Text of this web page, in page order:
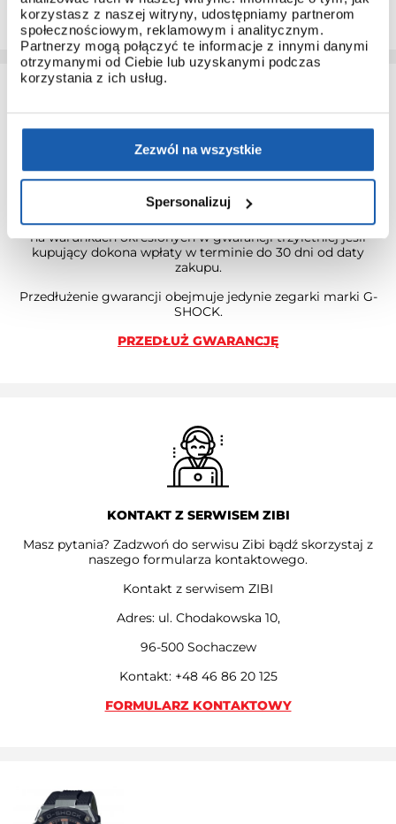
korzystasz z naszej witryny, udostępniamy partnerom
społecznościowym, reklamowym i analitycznym.
Partnerzy mogą połączyć te informacje z innymi danymi
otrzymanymi od Ciebie lub uzyskanymi podczas
korzystania z ich usług.
Zezwól na wszystkie
Spersonalizuj
zaawansowanych modeli.
3 + 3 LATA GWARANCJI
Standardowa gwarancja ulega przedłużeniu o kolejne 3 lata
na warunkach określonych w gwarancji trzyletniej jeśli
kupujący dokona wpłaty w terminie do 30 dni od daty
zakupu.
Przedłużenie gwarancji obejmuje jedynie zegarki marki G-
SHOCK.
PRZEDŁUŻ GWARANCJĘ
KONTAKT Z SERWISEM ZIBI
Masz pytania? Zadzwoń do serwisu Zibi bądź skorzystaj z
naszego formularza kontaktowego.
Kontakt z serwisem ZIBI
Adres: ul. Chodakowska 10,
96-500 Sochaczew
Kontakt: +48 46 86 20 125
FORMULARZ KONTAKTOWY